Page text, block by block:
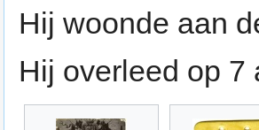
Hij woonde aan
Hij overleed op